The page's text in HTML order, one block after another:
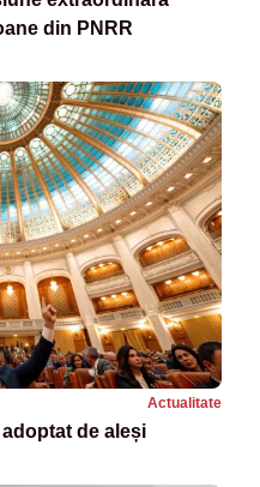
din PNRR
Actualitate
de aleși